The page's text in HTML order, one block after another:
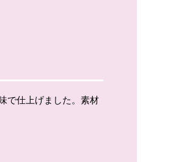
で仕上げました。素材